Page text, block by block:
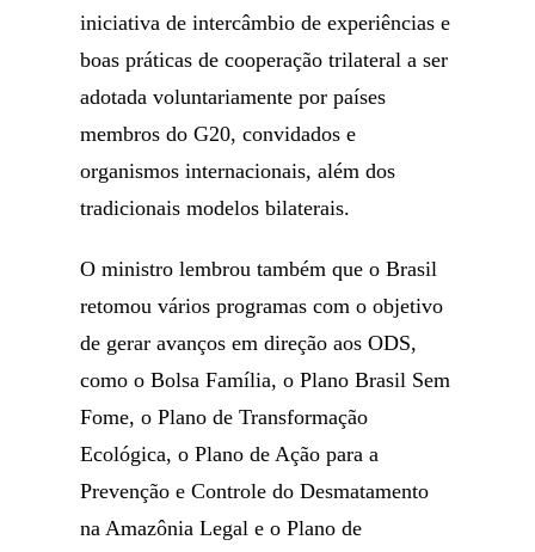
iniciativa de intercâmbio de experiências e
boas práticas de cooperação trilateral a ser
adotada voluntariamente por países
membros do G20, convidados e
organismos internacionais, além dos
tradicionais modelos bilaterais.
O ministro lembrou também que o Brasil
retomou vários programas com o objetivo
de gerar avanços em direção aos ODS,
como o Bolsa Família, o Plano Brasil Sem
Fome, o Plano de Transformação
Ecológica, o Plano de Ação para a
Prevenção e Controle do Desmatamento
na Amazônia Legal e o Plano de